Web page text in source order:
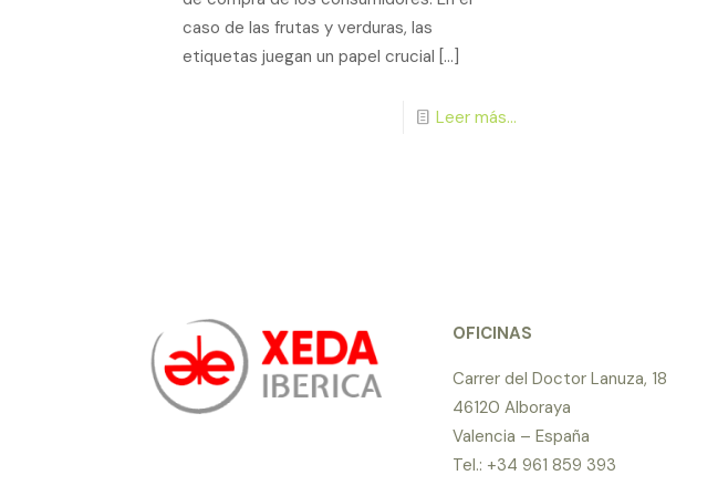
caso de las frutas y verduras, las
etiquetas juegan un papel crucial […]
Leer más...
OFICINAS
Carrer del Doctor Lanuza, 18
46120 Alboraya
Valencia – España
Tel.: +34 961 859 393